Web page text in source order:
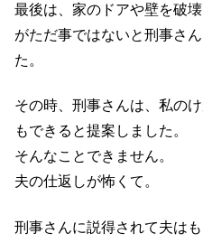
最後は、家のドアや壁を破
がただ事ではないと刑事さ
た。
その時、刑事さんは、私の
もできると提案しました。
そんなことできません。
夫の仕返しが怖くて。
刑事さんに説得されて夫は